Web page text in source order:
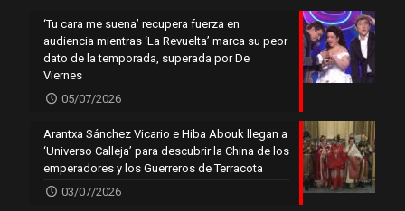
‘Tu cara me suena’ recupera fuerza en
audiencia mientras ‘La Revuelta’ marca su peor
dato de la temporada, superada por De
Viernes
05/07/2026
Arantxa Sánchez Vicario e Hiba Abouk llegan a
‘Universo Calleja’ para descubrir la China de los
emperadores y los Guerreros de Terracota
03/07/2026